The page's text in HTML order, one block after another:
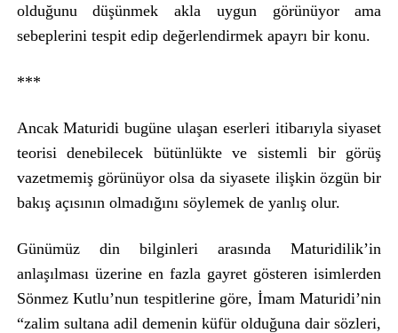
olduğunu düşünmek akla uygun görünüyor ama
sebeplerini tespit edip değerlendirmek apayrı bir konu.
***
Ancak Maturidi bugüne ulaşan eserleri itibarıyla siyaset
teorisi denebilecek bütünlükte ve sistemli bir görüş
vazetmemiş görünüyor olsa da siyasete ilişkin özgün bir
bakış açısının olmadığını söylemek de yanlış olur.
Günümüz din bilginleri arasında Maturidilik’in
anlaşılması üzerine en fazla gayret gösteren isimlerden
Sönmez Kutlu’nun tespitlerine göre, İmam Maturidi’nin
“zalim sultana adil demenin küfür olduğuna dair sözleri,